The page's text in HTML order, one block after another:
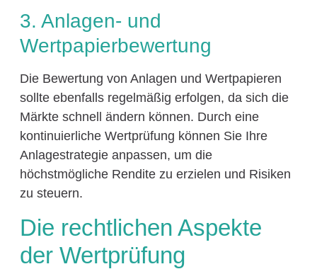
3. Anlagen- und
Wertpapierbewertung
Die Bewertung von Anlagen und Wertpapieren
sollte ebenfalls regelmäßig erfolgen, da sich die
Märkte schnell ändern können. Durch eine
kontinuierliche Wertprüfung können Sie Ihre
Anlagestrategie anpassen, um die
höchstmögliche Rendite zu erzielen und Risiken
zu steuern.
Die rechtlichen Aspekte
der Wertprüfung